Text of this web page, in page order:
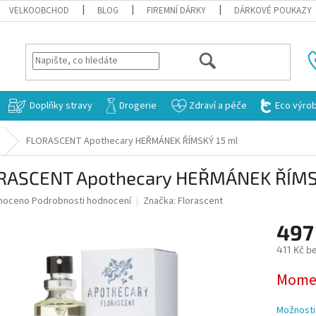
VELKOOBCHOD BLOG FIREMNÍ DÁRKY DÁRKOVÉ POUKAZY
HLEDAT
Doplňky stravy Drogerie Zdraví a péče Eco
FLORASCENT Apothecary HEŘMÁNEK ŘÍMSKÝ 15 ml
Apothecary HEŘMÁNEK
Podrobnosti hodnocení Značka: Florascent
411 Kč
cena: